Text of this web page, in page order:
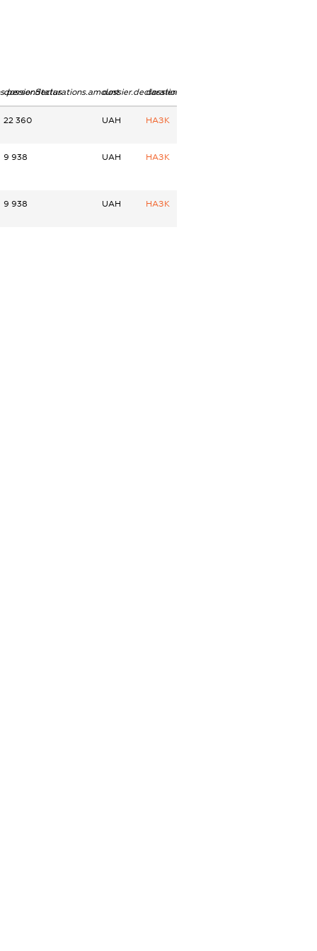
dossier.declarations.amountdossier.declarations.currency
dossier.declarations.source
22 360 UAH НАЗК
9 938 UAH НАЗК
9 938 UAH НАЗК